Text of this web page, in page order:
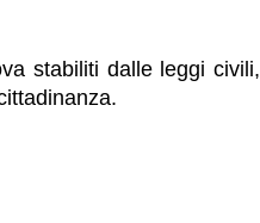
stabiliti dalle leggi civili,